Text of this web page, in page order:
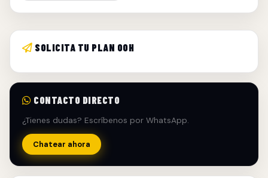
SOLICITA TU PLAN OOH
CONTACTO DIRECTO
¿Tienes dudas? Escríbenos por WhatsApp.
Chatear ahora